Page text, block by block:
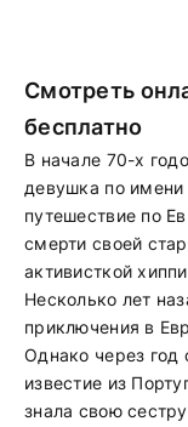
Смотреть
бесплатно
В начале 70-х
девушка по имени
путешествие по
смерти своей
активисткой
Несколько лет
приключения в
Однако через
известие из
знала свою